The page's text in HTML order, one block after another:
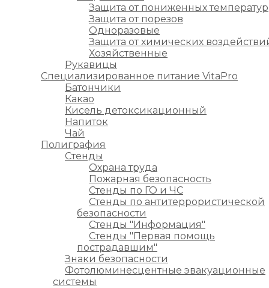
Защита от пониженных температур
Защита от порезов
Одноразовые
Защита от химических
Хозяйственные
Рукавицы
Специализированное питание VitaPro
Батончики
Какао
Кисель детоксикационный
Напиток
Чай
Полиграфия
Стенды
Охрана труда
Пожарная безопасность
Стенды по ГО и ЧС
Стенды по антитеррористической
безопасности
Стенды "Информация"
Стенды "Первая помощь
пострадавшим"
Знаки безопасности
Фотолюминесцентные эвакуационные
системы